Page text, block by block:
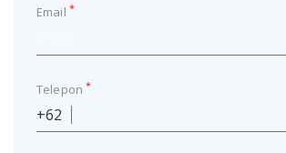
Email *
Telepon*
+62